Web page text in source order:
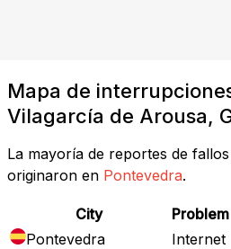
Mapa de
Vilagarcía de Arousa,
La mayoría de reportes de
originaron en Pontevedra.
City
Pontevedra
Internet